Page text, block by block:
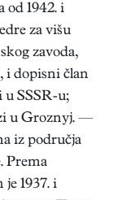
od 1942. i
za višu
zavoda,
i dopisni član
u SSSR-u;
u Groznyj. —
iz područja
Prema
1937. i